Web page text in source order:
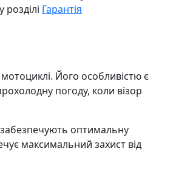
розділі Гарантія
Його особливістю є
погоду, коли візор
забезпечують оптимальну
максимальний захист від